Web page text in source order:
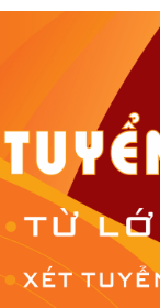
Ngô Thời Nhiệm
Về Trường
Chất
Nhân Sự
CÔNG KHAI
Công Khai
Công Khai
Cải Cách
/ Công đoàn cơ sở